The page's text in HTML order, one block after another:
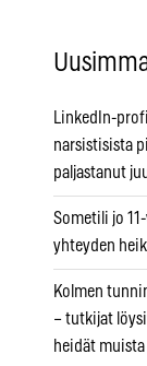
LinkedIn-
narsistisista
paljastanut
Sometili jo
yhteyden
Kolmen
– tutkijat
heidät muista